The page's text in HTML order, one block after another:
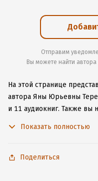
Отправим
Вы можете найти
На этой странице
автора Яны Юрьевны
и 11 аудиокниг. Также вы
iOS или Android, чтобы не
Показать полностью
Поделиться